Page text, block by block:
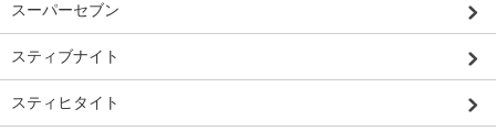
スーパーセブン
スティブナイト
スティヒタイト